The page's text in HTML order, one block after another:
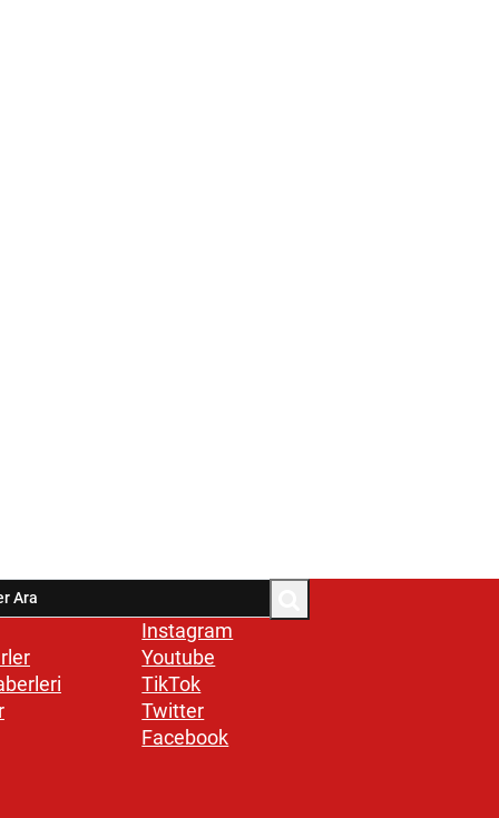
Instagram
Youtube
TikTok
Twitter
Facebook